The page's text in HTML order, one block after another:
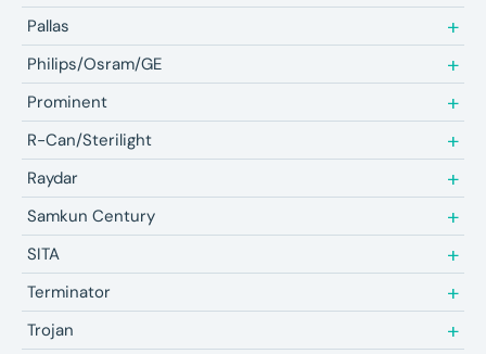
Pallas
Philips/Osram/GE
Prominent
R-Can/Sterilight
Raydar
Samkun Century
SITA
Terminator
Trojan